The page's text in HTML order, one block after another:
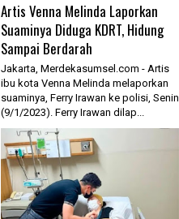
Artis Venna Melinda Laporkan
Suaminya Diduga KDRT, Hidung
Sampai Berdarah
Jakarta, Merdekasumsel.com - Artis
ibu kota Venna Melinda melaporkan
suaminya, Ferry Irawan ke polisi, Senin
(9/1/2023). Ferry Irawan dilap...